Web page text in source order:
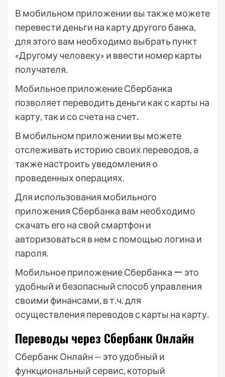
В мобильном приложении вы также можете
перевести деньги на карту другого банка,
для этого вам необходимо выбрать пункт
«Другому человеку» и ввести номер карты
получателя.
Мобильное приложение Сбербанка
позволяет переводить деньги как с карты на
карту, так и со счета на счет.
В мобильном приложении вы можете
отслеживать историю своих переводов, а
также настроить уведомления о
проведенных операциях.
Для использования мобильного
приложения Сбербанка вам необходимо
скачать его на свой смартфон и
авторизоваться в нем с помощью логина и
пароля.
Мобильное приложение Сбербанка ー это
удобный и безопасный способ управления
своими финансами, в т.ч. для
осуществления переводов с карты на карту.
Переводы через Сбербанк Онлайн
Сбербанк Онлайн — это удобный и
функциональный сервис, который